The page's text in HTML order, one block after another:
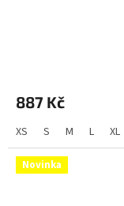
887 Kč
XS S M L XL
Novinka